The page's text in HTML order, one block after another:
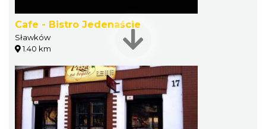
Cafe - Bistro Jedenaście
Sławków
1.40 km